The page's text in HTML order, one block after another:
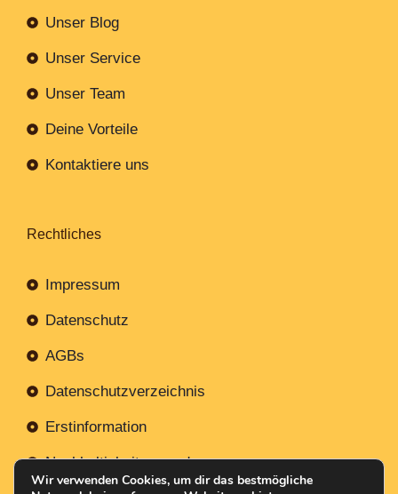
Unser Blog
Unser Service
Unser Team
Deine Vorteile
Kontaktiere uns
Rechtliches
Impressum
Datenschutz
AGBs
Datenschutzverzeichnis
Erstinformation
Nachhaltigkeitsverordnung
Wir verwenden Cookies, um dir das bestmögliche